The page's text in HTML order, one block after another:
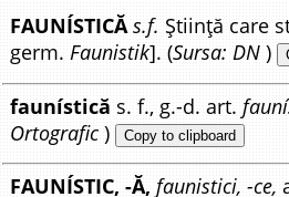
FAUNÍSTICĂ s.f. Știință care
germ.Faunistik]. (Sursa: DN )
faunístică s. f., g.-d. art.
Ortografic ) Copy to clipboard
FAUNÍSTIC, -Ă, faunistici, -ce,